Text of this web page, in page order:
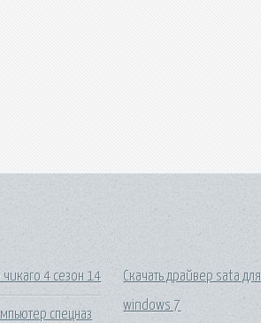
4 сезон 14
спецназ
Скачать драйвер sata для
windows 7